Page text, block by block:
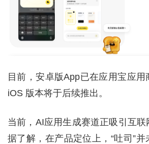
目前，安卓版App已在应用宝应用
iOS 版本将于后续推出。
当前，AI应用生成赛道正吸引互联
据了解，在产品定位上，“吐司”